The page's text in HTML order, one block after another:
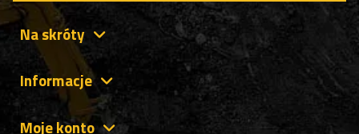
Na skróty
Informacje
Moje konto